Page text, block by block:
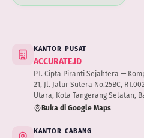
KANTOR PUSAT
ACCURATE.ID
PT. Cipta Piranti Sejahtera —
21, Jl. Jalur Sutera No.25BC,
Utara, Kota Tangerang Selatan,
Buka di Google Maps
KANTOR CABANG